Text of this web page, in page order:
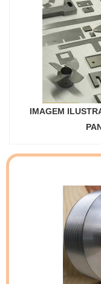
o sucesso aos
IMAGEM